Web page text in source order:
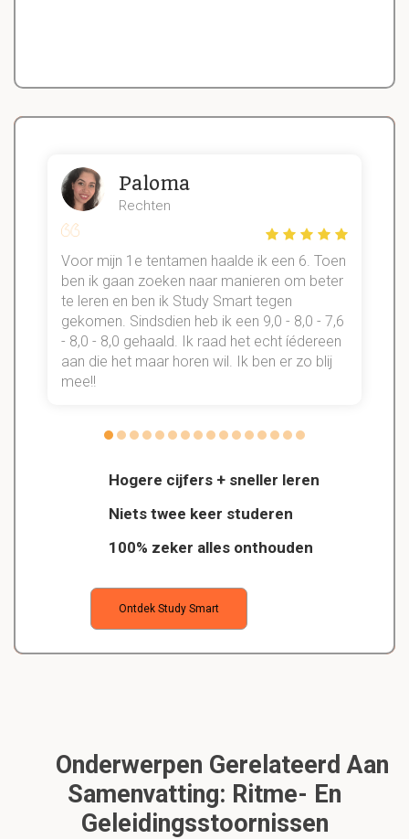
Hogere cijfers + sneller leren
Niets twee keer studeren
100% zeker alles onthouden
Ontdek Study Smart
Paloma
Rechten
Voor mijn 1e tentamen haalde ik een 6. Toen
ben ik gaan zoeken naar manieren om beter
te leren en ben ik Study Smart tegen
gekomen. Sindsdien heb ik een 9,0 - 8,0 - 7,6
- 8,0 - 8,0 gehaald. Ik raad het echt íédereen
aan die het maar horen wil. Ik ben er zo blij
mee!!
Onderwerpen Gerelateerd Aan
Samenvatting: Ritme- En
Geleidingsstoornissen